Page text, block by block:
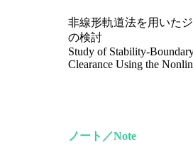
非線形軌道法を用いた
の検討
Study of Stability-
Clearance Using the
ノート／Note